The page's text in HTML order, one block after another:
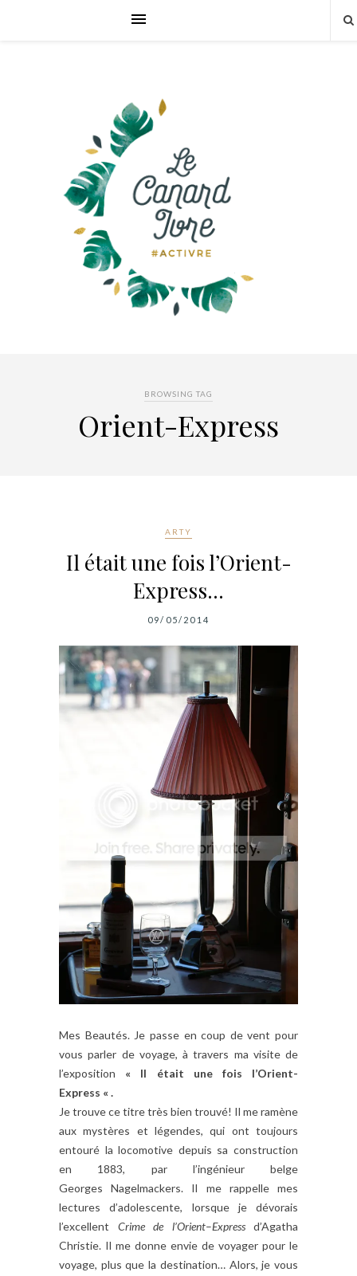
BROWSING TAG
Orient-Express
ARTY
Il était une fois l’Orient-
Express…
09/05/2014
Mes Beautés. Je passe en coup de vent pour
vous parler de voyage, à travers ma visite de
l’exposition « Il était une fois l’Orient-
Express « .
Je trouve ce titre très bien trouvé! Il me ramène
aux mystères et légendes, qui ont toujours
entouré la locomotive depuis sa construction
en 1883, par l’ingénieur belge
Georges Nagelmackers. Il me rappelle mes
lectures d’adolescente, lorsque je dévorais
l’excellent Crime de l’Orient–Expressd’Agatha
Christie. Il me donne envie de voyager pour le
voyage, plus que la destination… Alors, je vous